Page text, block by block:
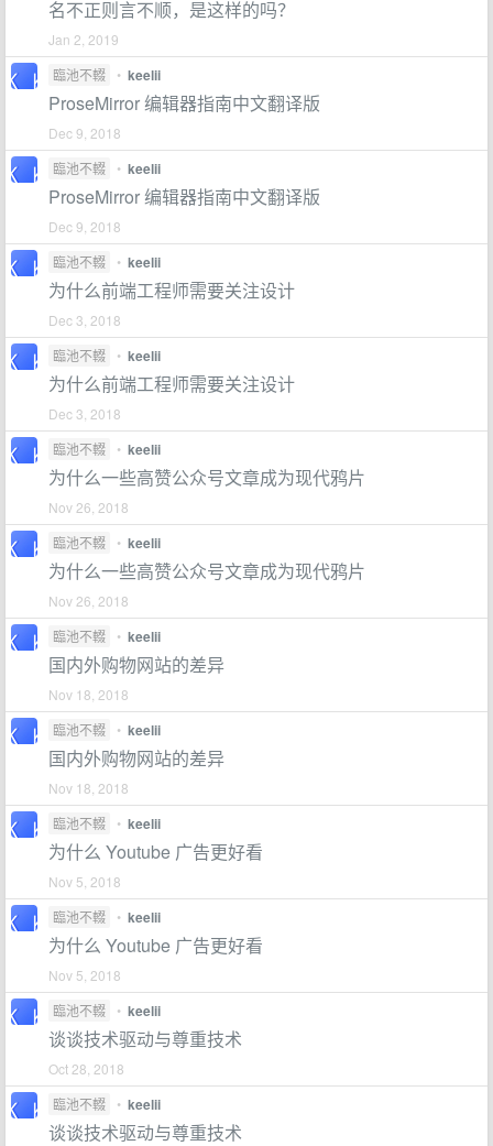
名不正则言不顺，是这样的吗？
Jan 2, 2019
臨池不輟
• keelii
ProseMirror 编辑器指南中文翻译版
Dec 9, 2018
臨池不輟
• keelii
ProseMirror 编辑器指南中文翻译版
Dec 9, 2018
臨池不輟
• keelii
为什么前端工程师需要关注设计
Dec 3, 2018
臨池不輟
• keelii
为什么前端工程师需要关注设计
Dec 3, 2018
臨池不輟
• keelii
为什么一些高赞公众号文章成为现代鸦片
Nov 26, 2018
臨池不輟
• keelii
为什么一些高赞公众号文章成为现代鸦片
Nov 26, 2018
臨池不輟
• keelii
国内外购物网站的差异
Nov 18, 2018
臨池不輟
• keelii
国内外购物网站的差异
Nov 18, 2018
臨池不輟
• keelii
为什么 Youtube 广告更好看
Nov 5, 2018
臨池不輟
• keelii
为什么 Youtube 广告更好看
Nov 5, 2018
臨池不輟
• keelii
谈谈技术驱动与尊重技术
Oct 28, 2018
臨池不輟
• keelii
谈谈技术驱动与尊重技术